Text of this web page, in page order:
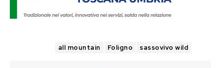
all mountain Foligno sassovivo wild